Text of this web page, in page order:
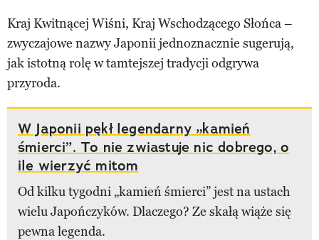
Kraj Kwitnącej Wiśni, Kraj Wschodzącego Słońca –
zwyczajowe nazwy Japonii jednoznacznie sugerują,
jak istotną rolę w tamtejszej tradycji odgrywa
przyroda.
W Japonii pękł legendarny „kamień
śmierci”. To nie zwiastuje nic dobrego, o
ile wierzyć mitom
Od kilku tygodni „kamień śmierci” jest na ustach
wielu Japończyków. Dlaczego? Ze skałą wiąże się
pewna legenda.